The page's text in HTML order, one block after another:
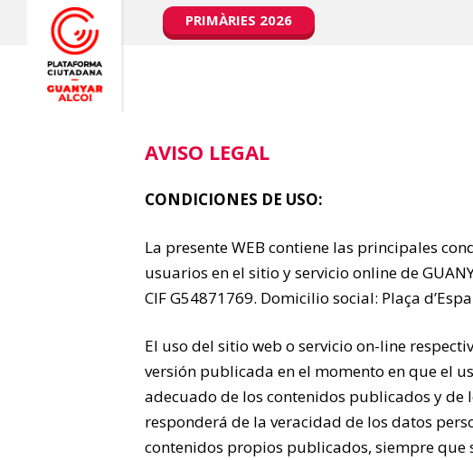
PRIMÀRIES 2026
AVISO LEGAL
CONDICIONES DE USO:
La presente WEB contiene las principales
usuarios en el sitio y servicio online de
CIF G54871769. Domicilio social: Plaça
El uso del sitio web o servicio on-line
versión publicada en el momento en que el
adecuado de los contenidos publicados y de
responderá de la veracidad de los datos
contenidos propios publicados, siempre que